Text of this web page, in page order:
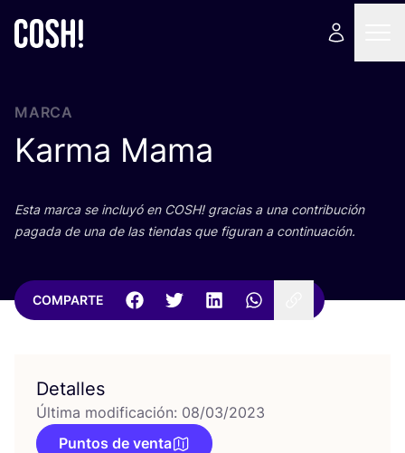
MARCA
Karma Mama
Esta mar­ca se inclu­yó en COSH! gra­cias a una con­tri­bu­ción
paga­da de una de las tien­das que figu­ran a continuación.
COMPARTE
Detalles
Última modificación: 08/03/2023
Puntos de venta